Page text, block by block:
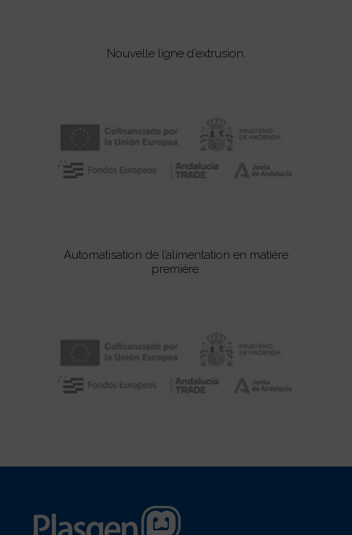
Nouvelle ligne d’extrusion.
Automatisation de l’alimentation en matière
première.